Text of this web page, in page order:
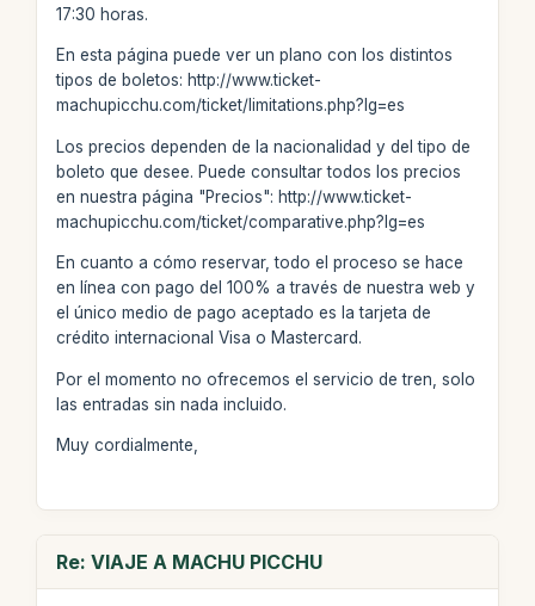
17:30 horas.
En esta página puede ver un plano con los distintos
tipos de boletos: http://www.ticket-
machupicchu.com/ticket/limitations.php?lg=es
Los precios dependen de la nacionalidad y del tipo de
boleto que desee. Puede consultar todos los precios
en nuestra página "Precios": http://www.ticket-
machupicchu.com/ticket/comparative.php?lg=es
En cuanto a cómo reservar, todo el proceso se hace
en línea con pago del 100% a través de nuestra web y
el único medio de pago aceptado es la tarjeta de
crédito internacional Visa o Mastercard.
Por el momento no ofrecemos el servicio de tren, solo
las entradas sin nada incluido.
Muy cordialmente,
Re: VIAJE A MACHU PICCHU